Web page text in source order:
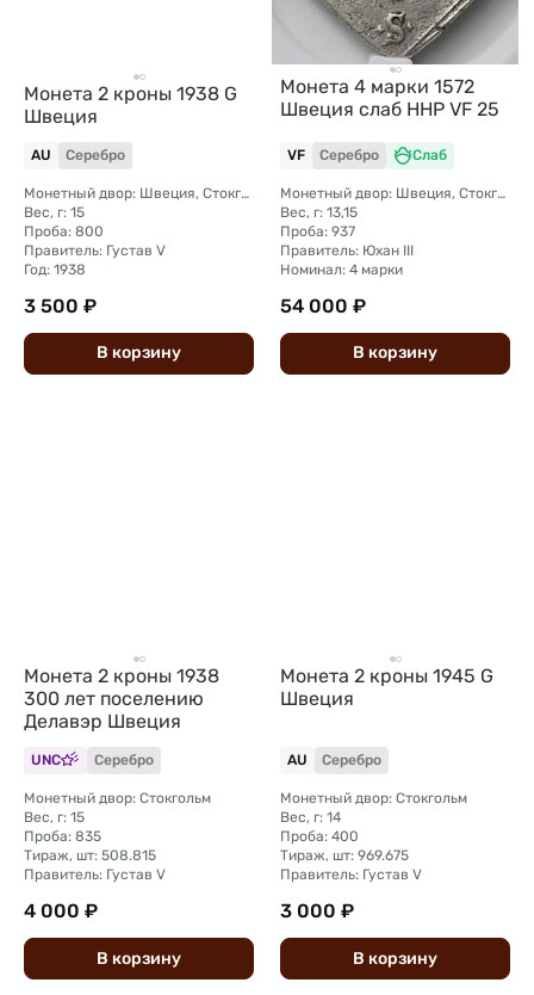
Монета 2 кроны 1938 G
Швеция
AU Серебро
Монетный двор: Швеция, Стокгольм
Вес, г: 15
Проба: 800
Правитель: Густав V
Год: 1938
3 500 ₽
В корзину
Монета 4 марки 1572
Швеция слаб ННР VF 25
VF Серебро Слаб
Монетный двор: Швеция, Стокгольм
Вес, г: 13,15
Проба: 937
Правитель: Юхан III
Номинал: 4 марки
54 000 ₽
В корзину
Монета 2 кроны 1938
300 лет поселению
Делавэр Швеция
UNC Серебро
Монетный двор: Стокгольм
Вес, г: 15
Проба: 835
Тираж, шт: 508.815
Правитель: Густав V
4 000 ₽
В корзину
Монета 2 кроны 1945 G
Швеция
AU Серебро
Монетный двор: Стокгольм
Вес, г: 14
Проба: 400
Тираж, шт: 969.675
Правитель: Густав V
3 000 ₽
В корзину